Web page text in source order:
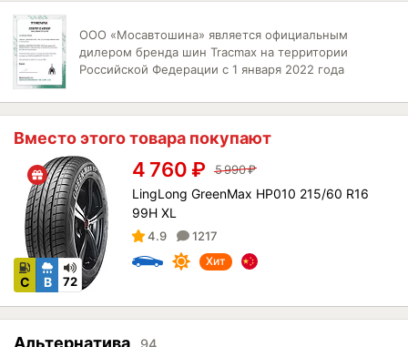
ООО «Мосавтошина» является официальным
дилером бренда шин Tracmax на территории
Российской Федерации с 1 января 2022 года
Вместо этого товара покупают
C B 72
4 760 ₽ 5 990₽
LingLong GreenMax HP010 215/60 R16
99H XL
4.9 1217
Хит
Альтернатива 94